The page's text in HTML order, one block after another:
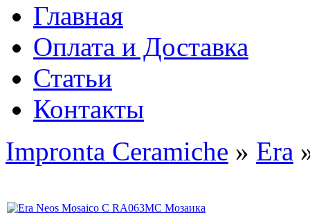
Главная
Оплата и Доставка
Статьи
Контакты
Impronta Ceramiche » Era